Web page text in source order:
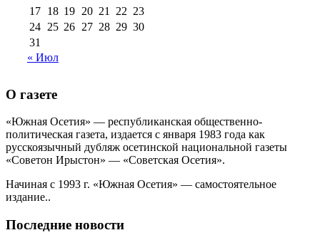
17 18 19 20 21 22 23
24 25 26 27 28 29 30
31
« Июл
О газете
«Южная Осетия» — республиканская общественно-
политическая газета, издается с января 1983 года как
русскоязычный дубляж осетинской национальной газеты
«Советон Ирыстон» — «Советская Осетия».
Начиная с 1993 г. «Южная Осетия» — самостоятельное
издание..
Последние новости